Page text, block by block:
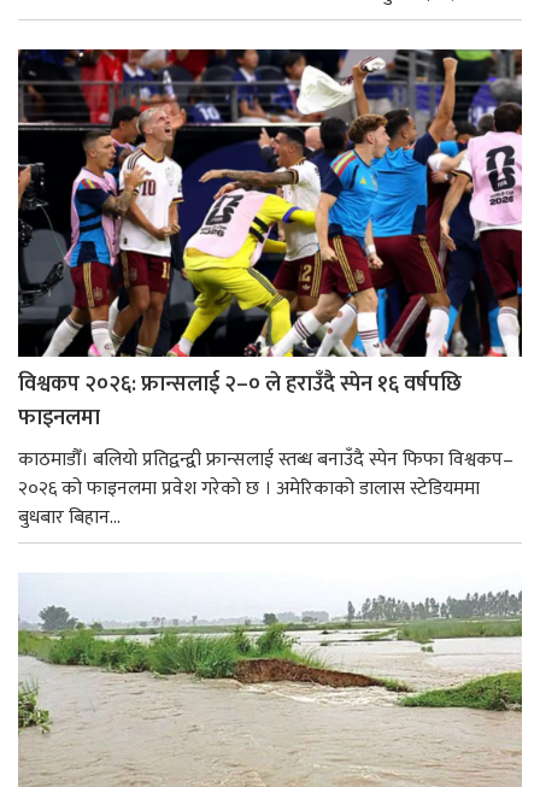
विश्वकप २०२६: फ्रान्सलाई २–० ले हराउँदै स्पेन १६ वर्षपछि
फाइनलमा
काठमाडौँ। बलियो प्रतिद्वन्द्वी फ्रान्सलाई स्तब्ध बनाउँदै स्पेन फिफा विश्वकप–
२०२६ को फाइनलमा प्रवेश गरेको छ । अमेरिकाको डालास स्टेडियममा
बुधबार बिहान...